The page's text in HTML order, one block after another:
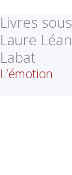
Livres
Laure
Labat
L’émotion